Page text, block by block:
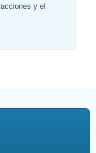
y el